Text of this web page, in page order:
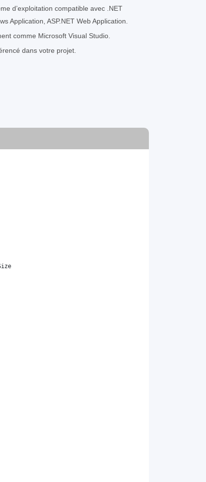
d’exploitation compatible avec .NET
Application, ASP.NET Web Application.
comme Microsoft Visual Studio.
dans votre projet.